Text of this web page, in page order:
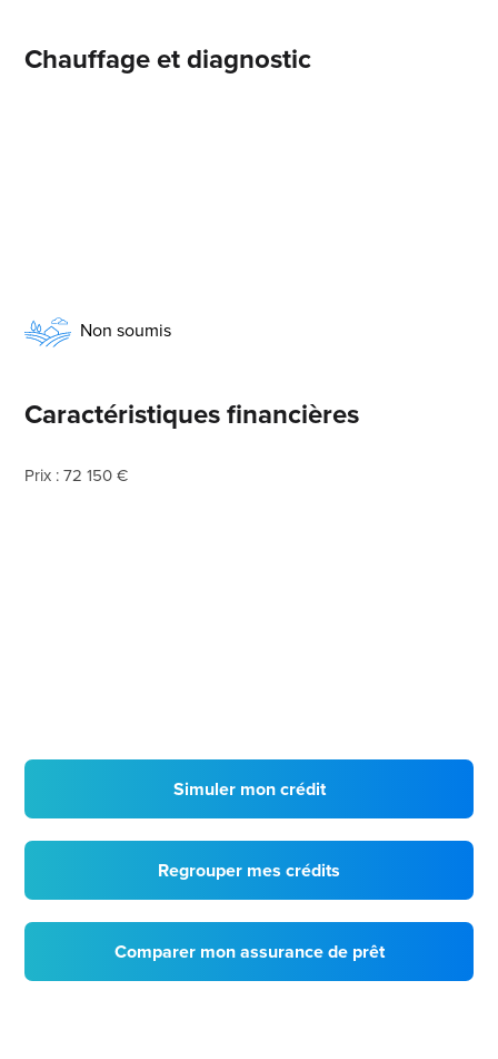
Chauffage et diagnostic
Non soumis
Caractéristiques financières
Prix : 72 150 €
Simuler mon crédit
Regrouper mes crédits
Comparer mon assurance de prêt